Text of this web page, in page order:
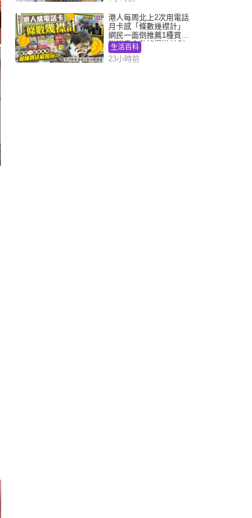
港人每周北上2次用電話
月卡感「條數幾襟計」
網民一面倒推薦1種買法
附消委會數據漫遊計劃
消費提示
生活百科
23小時前